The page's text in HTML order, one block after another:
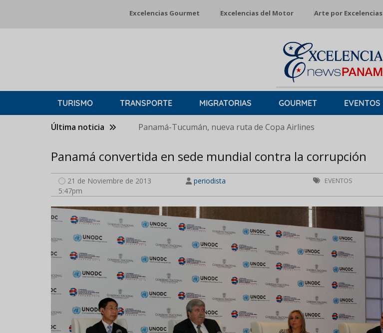
Excelencias Gourmet Excelencias del Motor Arte por Excelencias
TURISMO TRANSPORTE MIGRATORIAS GOURMET EVENTOS
Última noticia Panamá-Tucumán, nueva ruta de Copa Airlines
Panamá convertida en sede mundial contra la corrupción
21 de Noviembre de 2013
5:47pm
periodista EVENTOS